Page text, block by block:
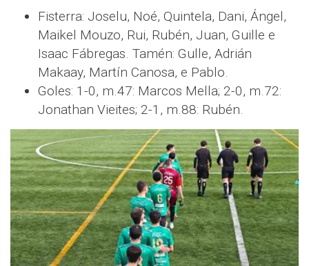
Fisterra: Joselu, Noé, Quintela, Dani, Ángel,
Maikel Mouzo, Rui, Rubén, Juan, Guille e
Isaac Fábregas. Tamén: Gulle, Adrián
Makaay, Martín Canosa, e Pablo.
Goles: 1-0, m.47: Marcos Mella; 2-0, m.72:
Jonathan Vieites; 2-1, m.88: Rubén.